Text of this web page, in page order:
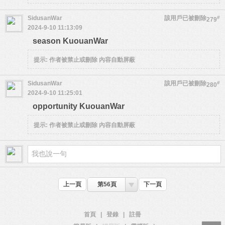
279#
SidusanWar
該用戶已被刪除
2024-9-10 11:13:09
season KuouanWar
提示: 作者被禁止或刪除 內容自動屏蔽
280#
SidusanWar
該用戶已被刪除
2024-9-10 11:25:01
opportunity KuouanWar
提示: 作者被禁止或刪除 內容自動屏蔽
上一頁 第56頁 下一頁
首頁 登錄
註冊